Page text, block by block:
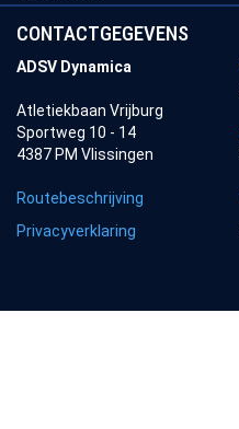
CONTACTGEGEVENS
ADSV Dynamica
Atletiekbaan Vrijburg
Sportweg 10 - 14
4387 PM Vlissingen
Routebeschrijving
Privacyverklaring